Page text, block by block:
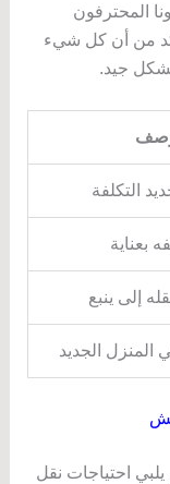
المحترفون
من أن كل شيء
جيد.
التكلفة
بعناية
إلى ينبع
المنزل الجديد
احتياجات نقل